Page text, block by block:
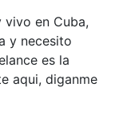
vivo en Cuba,
y necesito
es la
aqui, diganme